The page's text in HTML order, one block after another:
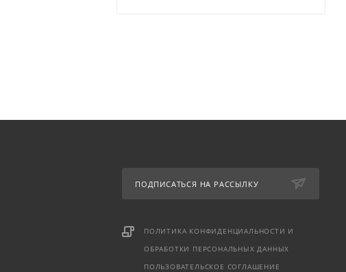
ПОДПИСАТЬСЯ НА РАССЫЛКУ
ПОЛИТИКА КОНФИДЕНЦИАЛЬНОСТИ И
ОБРАБОТКИ ПЕРСОНАЛЬНЫХ ДАННЫХ
ПОЛЬЗОВАТЕЛЬСКОЕ СОГЛАШЕНИЕ